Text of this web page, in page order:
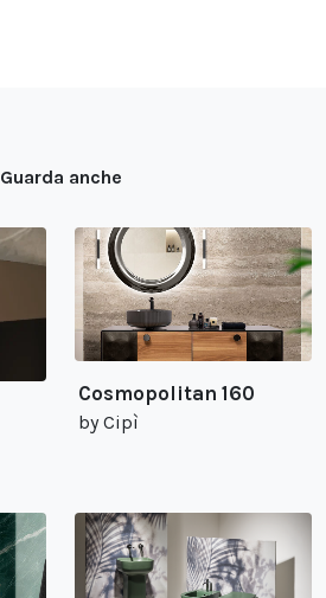
Guarda anche
Cosmopolitan 160
by Cipì